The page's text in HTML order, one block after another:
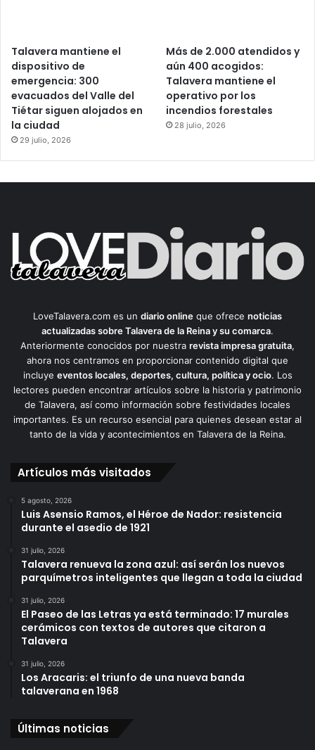
Talavera mantiene el
dispositivo de
emergencia: 300
evacuados del Valle del
Tiétar siguen alojados en
la ciudad
29 julio, 2026
Más de 2.000 atendidos y
aún 400 acogidos:
Talavera mantiene el
operativo por los
incendios forestales
28 julio, 2026
LoveTalavera.com es un diario online que ofrece noticias
actualizadas sobre Talavera de la Reina y su comarca.
Anteriormente conocidos por nuestra revista impresa gratuita,
ahora nos centramos en proporcionar contenido digital que
incluye eventos locales, deportes, cultura, política y ocio. Los
lectores pueden encontrar artículos sobre la historia y patrimonio
de Talavera, así como información sobre festividades locales
importantes. Es un recurso esencial para quienes desean estar al
tanto de la vida y acontecimientos en Talavera de la Reina.
Artículos más visitados
5 agosto, 2026
Luis Asensio Ramos, el Héroe de Nador: resistencia
durante el asedio de 1921
31 julio, 2026
Talavera renueva la zona azul: así serán los nuevos
parquímetros inteligentes que llegan a toda la ciudad
31 julio, 2026
El Paseo de las Letras ya está terminado: 17 murales
cerámicos con textos de autores que citaron a
Talavera
31 julio, 2026
Los Aracaris: el triunfo de una nueva banda
talaverana en 1968
Últimas noticias